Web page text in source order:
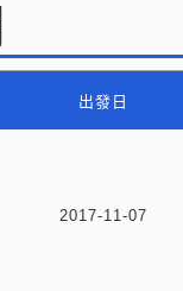
出發日
2017-11-07